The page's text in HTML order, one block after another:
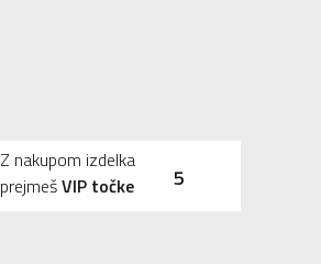
5
Z nakupom izdelka
prejmešVIP točke